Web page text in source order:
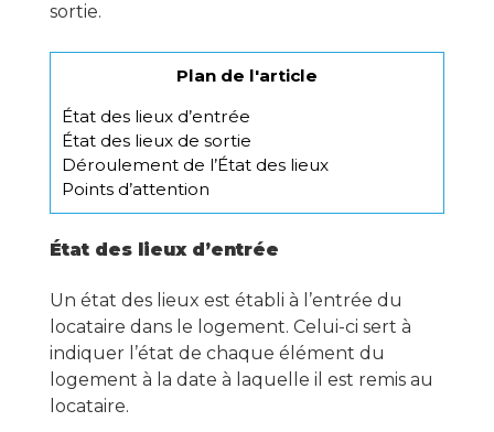
sortie.
Plan de l'article
État des lieux d’entrée
État des lieux de sortie
Déroulement de l’État des lieux
Points d’attention
État des lieux d’entrée
Un état des lieux est établi à l’entrée du
locataire dans le logement. Celui-ci sert à
indiquer l’état de chaque élément du
logement à la date à laquelle il est remis au
locataire.